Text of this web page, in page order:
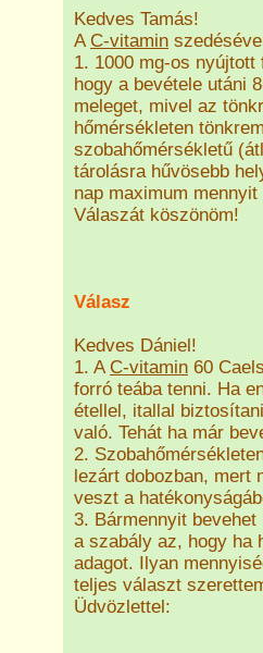
Kedves Tamás!
A C-vitamin
1. 1000 mg-os
hogy a bevétele utáni
meleget, mivel az
hőmérsékleten
szobahőmérsékletű
tárolásra hűvösebb
nap maximum
Válaszát köszönöm!
Válasz
Kedves Dániel!
1. A C-vitamin 60
forró teába tenni. Ha
étellel, itallal
való. Tehát ha már
2.
lezárt dobozban, mert
veszt a
3. Bármennyit
a szabály az, hogy ha
adagot. Ilyan
teljes választ
Üdvözlettel: